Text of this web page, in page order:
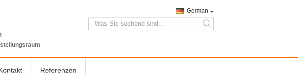
German
search
Referenzen